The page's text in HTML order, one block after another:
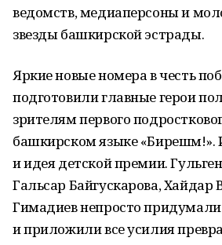
ведомств, медиаперсоны и
звезды башкирской эстрады.
Яркие новые номера в честь
подготовили главные герои
зрителям первого
башкирском языке
и идея детской премии.
Гальсар Байгускарова, Хайдар
Гимадиев непросто
и приложили все усилия